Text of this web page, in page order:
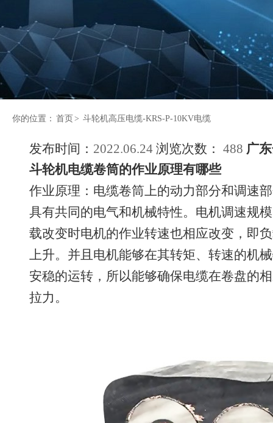
你的位置： 首页 > 斗轮机高压电缆-KRS-P-10KV电缆
发布时间： 2022.06.24 浏览次数： 488 广
斗轮机电缆卷筒的作业原理有哪些
作业原理：电缆卷筒上的动力部分和调速
具有共同的电气和机械特性。电机调速规
载改变时电机的作业转速也相应改变，即
上升。并且电机能够在其转矩、转速的机
安稳的运转，所以能够确保电缆在卷盘的
拉力。